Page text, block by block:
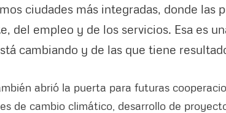
ciudades más integradas, donde las
del empleo y de los servicios. Esa es
cambiando y de las que tiene
abrió la puerta para futuras
de cambio climático, desarrollo de